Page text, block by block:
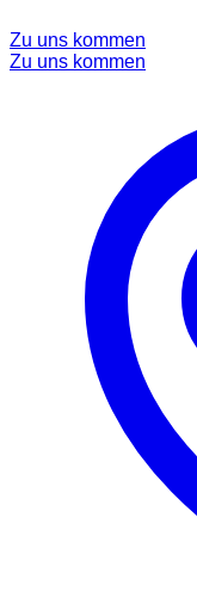
Zu uns kommen
Zu uns kommen